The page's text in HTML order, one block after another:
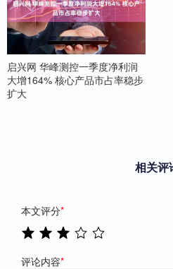
启兴网 华峰测控一季度净利润
大增164% 核心产品市占率稳步
扩大
相关评
本文评分*
评论内容*